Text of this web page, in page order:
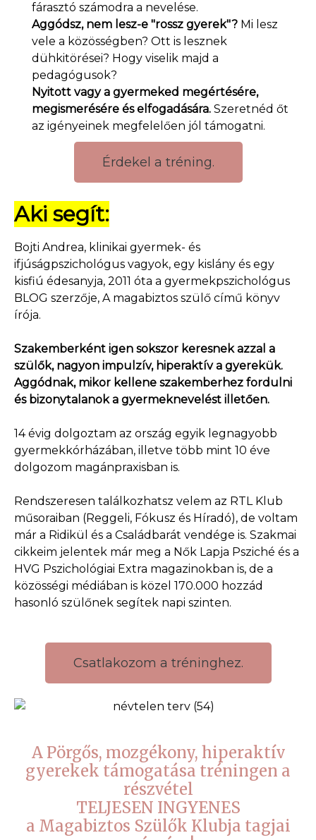
fárasztó számodra a nevelése.
Aggódsz, nem lesz-e "rossz gyerek"? Mi lesz
vele a közösségben? Ott is lesznek
dühkitörései? Hogy viselik majd a
pedagógusok?
Nyitott vagy a gyermeked megértésére,
megismerésére és elfogadására. Szeretnéd őt
az igényeinek megfelelően jól támogatni.
Érdekel a tréning.
Aki segít:
Bojti Andrea, klinikai gyermek- és
ifjúságpszichológus vagyok, egy kislány és egy
kisfiú édesanyja, 2011 óta a gyermekpszichológus
BLOG szerzője, A magabiztos szülő című könyv
írója.
Szakemberként igen sokszor keresnek azzal a
szülők, nagyon impulzív, hiperaktív a gyerekük.
Aggódnak, mikor kellene szakemberhez fordulni
és bizonytalanok a gyermeknevelést illetően.
14 évig dolgoztam az ország egyik legnagyobb
gyermekkórházában, illetve több mint 10 éve
dolgozom magánpraxisban is.
Rendszeresen találkozhatsz velem az RTL Klub
műsoraiban (Reggeli, Fókusz és Híradó), de voltam
már a Ridikül és a Családbarát vendége is. Szakmai
cikkeim jelentek már meg a Nők Lapja Psziché és a
HVG Pszichológiai Extra magazinokban is, de a
közösségi médiában is közel 170.000 hozzád
hasonló szülőnek segítek napi szinten.
Csatlakozom a tréninghez.
A Pörgős, mozgékony, hiperaktív
gyerekek támogatása tréningen a
részvétel
TELJESEN INGYENES
a Magabiztos Szülők Klubja tagjai